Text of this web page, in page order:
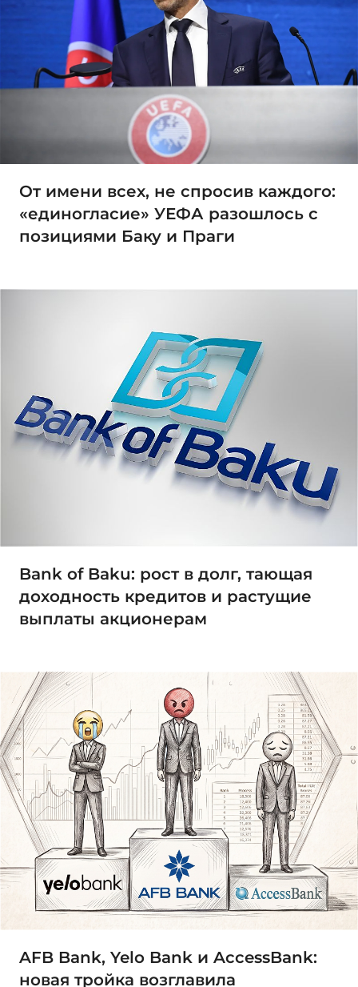
От имени всех, не спросив каждого:
«единогласие» УЕФА разошлось с
позициями Баку и Праги
Bank of Baku: рост в долг, тающая
доходность кредитов и растущие
выплаты акционерам
AFB Bank, Yelo Bank и AccessBank:
новая тройка возглавила